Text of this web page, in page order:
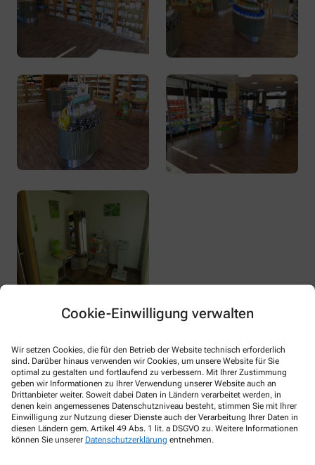
Cookie-Einwilligung verwalten
Wir setzen Cookies, die für den Betrieb der Website technisch erforderlich
sind. Darüber hinaus verwenden wir Cookies, um unsere Website für Sie
optimal zu gestalten und fortlaufend zu verbessern. Mit Ihrer Zustimmung
geben wir Informationen zu Ihrer Verwendung unserer Website auch an
Drittanbieter weiter. Soweit dabei Daten in Ländern verarbeitet werden, in
denen kein angemessenes Datenschutzniveau besteht, stimmen Sie mit Ihrer
Einwilligung zur Nutzung dieser Dienste auch der Verarbeitung Ihrer Daten in
diesen Ländern gem. Artikel 49 Abs. 1 lit. a DSGVO zu. Weitere Informationen
können Sie unserer Datenschutzerklärung entnehmen.
Geschichte
Auszug aus der Sonderbeilage der
Schwabmünchner Allgemeine vom
Donnerstag 12. Juni 1980:
Die im Wendelinmarkt neueröffnete Apotheke hat mit einer
Apotheke im früheren Sinn, wo Fläschchen und Salbentöpfe,
genaue Waagen und Behälter mit Tee und Kräutern